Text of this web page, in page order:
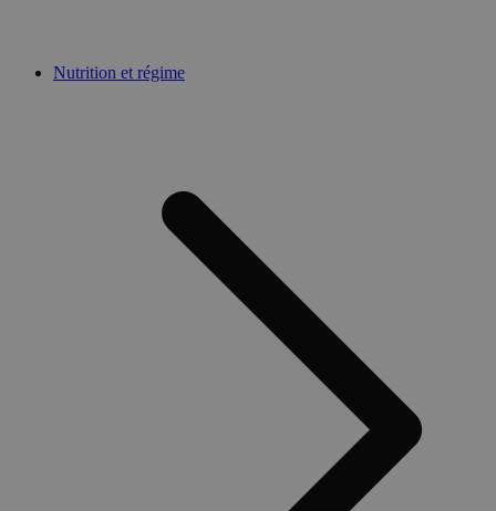
Nutrition et régime